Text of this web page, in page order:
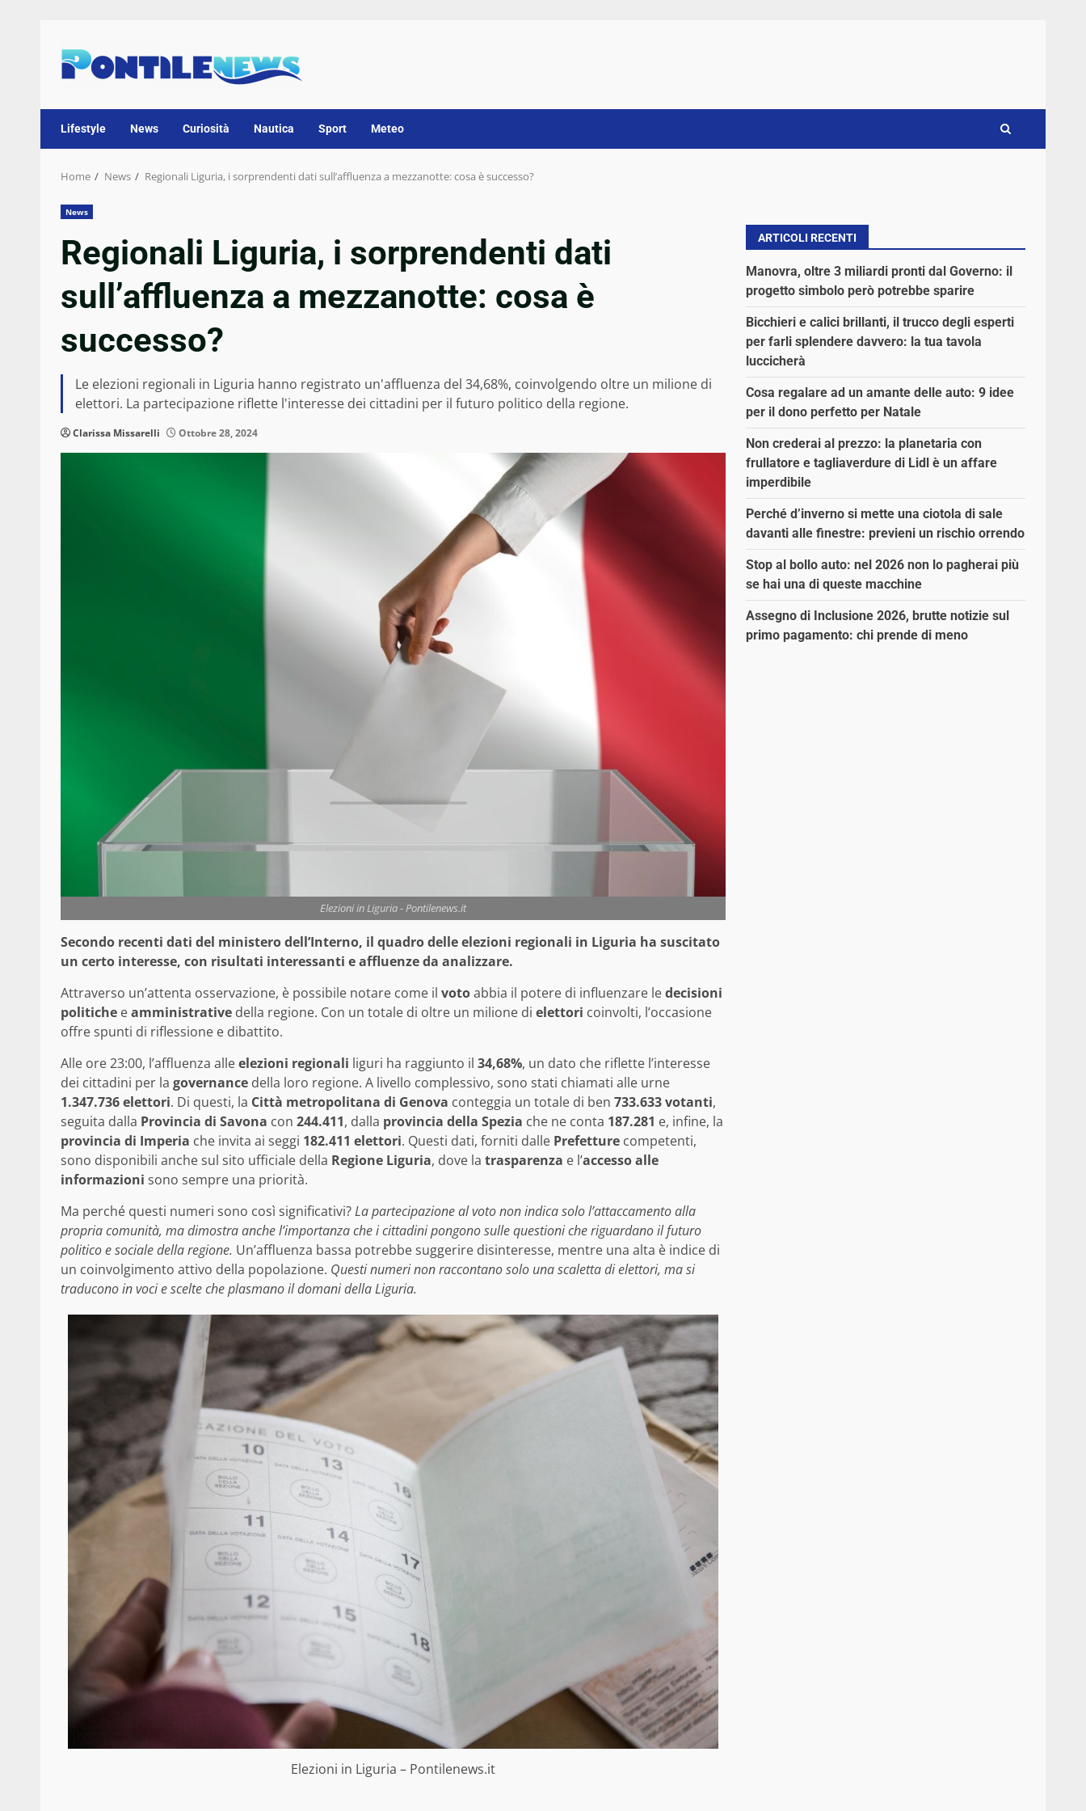
content
Lifestyle News Curiosità Nautica Sport Meteo
Home News Regionali Liguria, i sorprendenti dati sull’affluenza a mezzanotte: cosa è successo?
News
Regionali Liguria, i sorprendenti dati
sull’affluenza a mezzanotte: cosa è
successo?
Le elezioni regionali in Liguria hanno registrato un'affluenza del 34,68%, coinvolgendo oltre un milione di
elettori. La partecipazione riflette l'interesse dei cittadini per il futuro politico della regione.
Clarissa Missarelli Ottobre 28, 2024
Elezioni in Liguria - Pontilenews.it
Secondo recenti dati del ministero dell’Interno, il quadro delle elezioni regionali in Liguria ha suscitato
un certo interesse, con risultati interessanti e affluenze da analizzare.
Attraverso un’attenta osservazione, è possibile notare come il votoabbia il potere di influenzare ledecisioni
politiche eamministrative della regione. Con un totale di oltre un milione di elettori coinvolti, l’occasione
offre spunti di riflessione e dibattito.
Alle ore 23:00, l’affluenza alleelezioni regionali liguri ha raggiunto il 34,68%, un dato che riflette l’interesse
dei cittadini per la governance della loro regione. A livello complessivo, sono stati chiamati alle urne
1.347.736 elettori. Di questi, la Città metropolitana di Genova conteggia un totale di ben 733.633 votanti,
seguita dalla Provincia di Savona con 244.411, dalla provincia della Spezia che ne conta 187.281 e, infine, la
provincia di Imperia che invita ai seggi 182.411 elettori. Questi dati, forniti dalle Prefetture competenti,
sono disponibili anche sul sito ufficiale della Regione Liguria, dove la trasparenza e l’accesso alle
informazioni sono sempre una priorità.
Ma perché questi numeri sono così significativi?La partecipazione al voto non indica solo l’attaccamento alla
propria comunità, ma dimostra anche l’importanza che i cittadini pongono sulle questioni che riguardano il futuro
politico e sociale della regione. Un’affluenza bassa potrebbe suggerire disinteresse, mentre una alta è indice di
un coinvolgimento attivo della popolazione. Questi numeri non raccontano solo una scaletta di elettori, ma si
traducono in voci e scelte che plasmano il domani della Liguria.
Elezioni in Liguria – Pontilenews.it
ARTICOLI RECENTI
Manovra, oltre 3 miliardi pronti dal Governo: il
progetto simbolo però potrebbe sparire
Bicchieri e calici brillanti, il trucco degli esperti
per farli splendere davvero: la tua tavola
luccicherà
Cosa regalare ad un amante delle auto: 9 idee
per il dono perfetto per Natale
Non crederai al prezzo: la planetaria con
frullatore e tagliaverdure di Lidl è un affare
imperdibile
Perché d’inverno si mette una ciotola di sale
davanti alle finestre: previeni un rischio orrendo
Stop al bollo auto: nel 2026 non lo pagherai più
se hai una di queste macchine
Assegno di Inclusione 2026, brutte notizie sul
primo pagamento: chi prende di meno